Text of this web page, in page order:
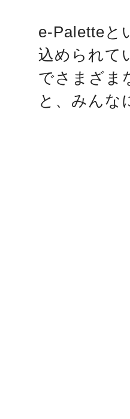
e-Paletteと
込められて
でさまざま
と、みんな